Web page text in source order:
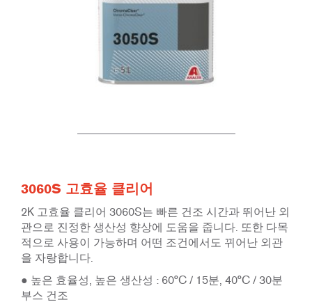
3060S 고효율 클리어
2K 고효율 클리어 3060S는 빠른 건조 시간과 뛰어난 외
관으로 진정한 생산성 향상에 도움을 줍니다. 또한 다목
적으로 사용이 가능하며 어떤 조건에서도 뀌어난 외관
을 자랑합니다.
● 높은 효율성, 높은 생산성 : 60°C / 15분, 40°C / 30분
부스 건조